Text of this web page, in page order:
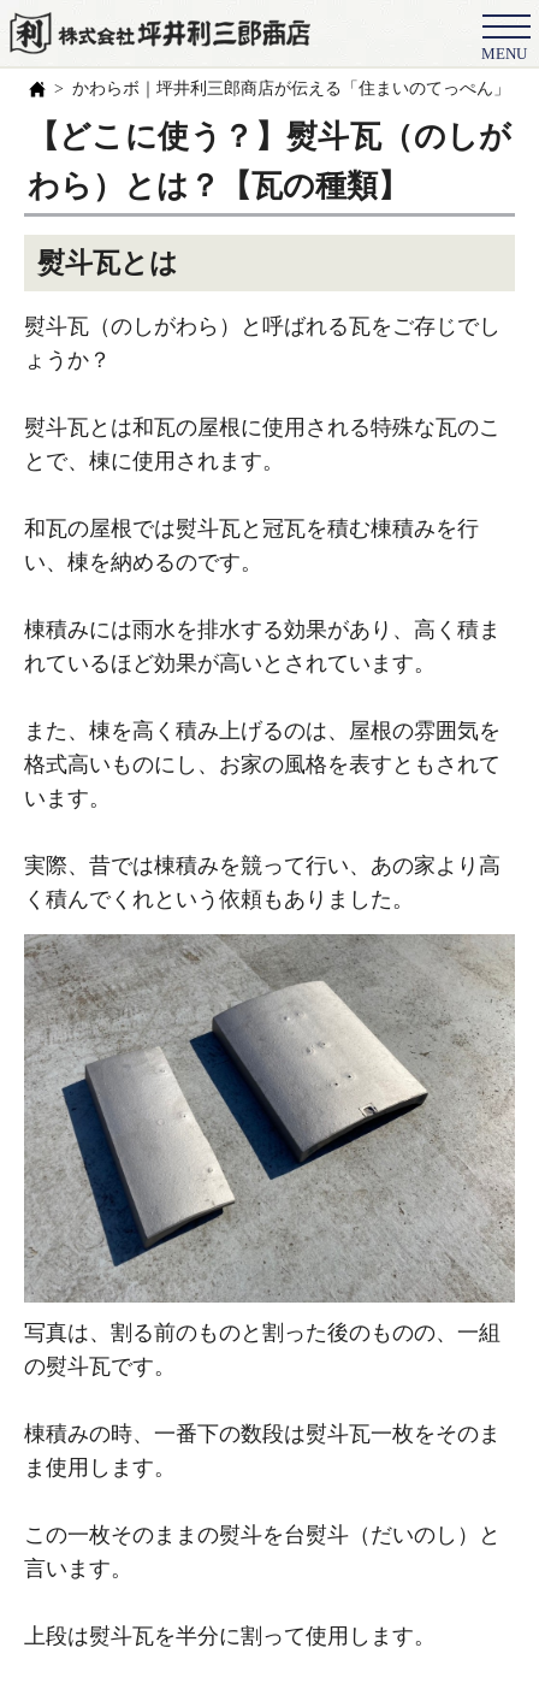
会社概要
選ばれる理由
施工事例
お客様の声
スタッフ
職人紹介
ブログ
よくある質問
豆知識
MENU
かわらボ｜坪井利三郎商店が伝える「住まいのてっぺん」の
【どこに使う？】熨斗瓦（のしが
わら）とは？【瓦の種類】
熨斗瓦とは
熨斗瓦（のしがわら）と呼ばれる瓦をご存じでし
ょうか？
熨斗瓦とは和瓦の屋根に使用される特殊な瓦のこ
とで、棟に使用されます。
和瓦の屋根では熨斗瓦と冠瓦を積む棟積みを行
い、棟を納めるのです。
棟積みには雨水を排水する効果があり、高く積ま
れているほど効果が高いとされています。
また、棟を高く積み上げるのは、屋根の雰囲気を
格式高いものにし、お家の風格を表すともされて
います。
実際、昔では棟積みを競って行い、あの家より高
く積んでくれという依頼もありました。
写真は、割る前のものと割った後のものの、一組
の熨斗瓦です。
棟積みの時、一番下の数段は熨斗瓦一枚をそのま
ま使用します。
この一枚そのままの熨斗を台熨斗（だいのし）と
言います。
上段は熨斗瓦を半分に割って使用します。